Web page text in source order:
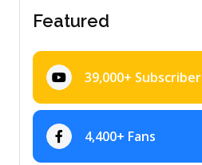
Featured
39,000+ Subscriber
4,400+ Fans